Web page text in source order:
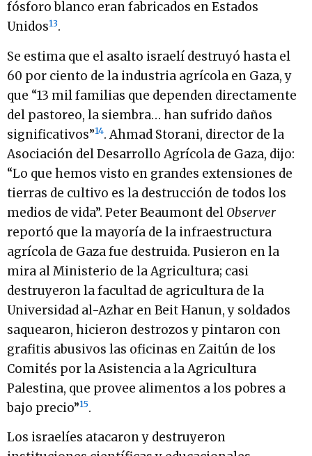
fósforo blanco eran fabricados en Estados
Unidos13.
Se estima que el asalto israelí destruyó hasta el
60 por ciento de la industria agrícola en Gaza, y
que “13 mil familias que dependen directamente
del pastoreo, la siembra… han sufrido daños
significativos”14. Ahmad Storani, director de la
Asociación del Desarrollo Agrícola de Gaza, dijo:
“Lo que hemos visto en grandes extensiones de
tierras de cultivo es la destrucción de todos los
medios de vida”. Peter Beaumont del Observer
reportó que la mayoría de la infraestructura
agrícola de Gaza fue destruida. Pusieron en la
mira al Ministerio de la Agricultura; casi
destruyeron la facultad de agricultura de la
Universidad al-Azhar en Beit Hanun, y soldados
saquearon, hicieron destrozos y pintaron con
grafitis abusivos las oficinas en Zaitún de los
Comités por la Asistencia a la Agricultura
Palestina, que provee alimentos a los pobres a
bajo precio”15.
Los israelíes atacaron y destruyeron